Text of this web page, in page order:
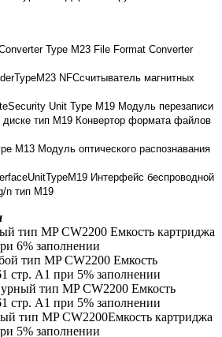
Type M23 File Format Converter
TypeM 23 NFCсчитыватель магнитных
Unit Type M19 Модуль перезаписи
тип M19 Конвертор формата файлов
M13 Модуль оптического распознавания
UnitTypeM 19 Интерфейс беспроводной
n тип M19
тип MP CW2200 Емкость картриджа
6% заполнении
тип MP CW2200 Емкость
стр. А1 при 5% заполнении
тип MP CW2200 Емкость
стр. А1 при 5% заполнении
тип MP CW2200Емкость картриджа
5% заполнении